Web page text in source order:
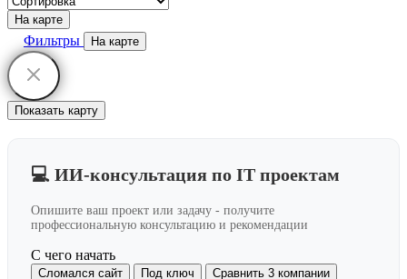
На карте
Фильтры На карте
Показать карту
💻 ИИ-консультация по IT проектам
Опишите ваш проект или задачу - получите
профессиональную консультацию и рекомендации
С чего начать
Сломался сайт Под ключ Сравнить 3 компании